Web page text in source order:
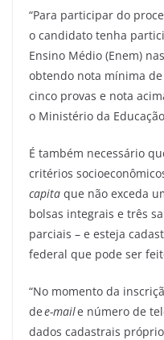
“Para participar do
o candidato tenha
Ensino Médio (Enem)
obtendo nota mínima
cinco provas e nota
o Ministério da Educação
É também necessário
critérios
capita que não exceda
bolsas integrais e três
parciais – e esteja
federal que pode ser
“No momento da
dee-maile número de
dados cadastrais